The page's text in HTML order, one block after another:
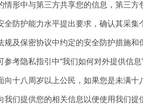
情形中与第三方共享您的信息，第三
全防护能力水平提出要求，确认其采
规及保密协议中约定的安全防护措施
参考隐私指引中“我们如何对外提供信息
向十八周岁以上公民，如果您是未满
我们提供您的相关信息以便使用我们